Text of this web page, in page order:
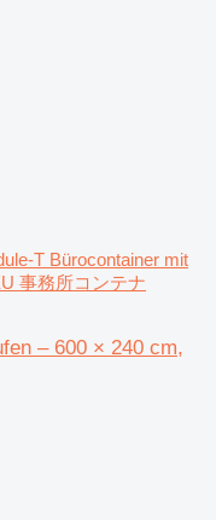
T Bürocontainer mit
事務所コンテナ
– 600 × 240 cm,